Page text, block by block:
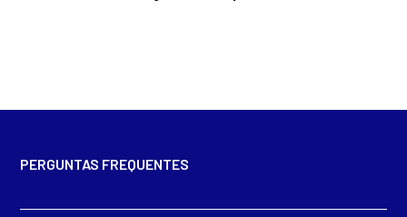
PERGUNTAS FREQUENTES